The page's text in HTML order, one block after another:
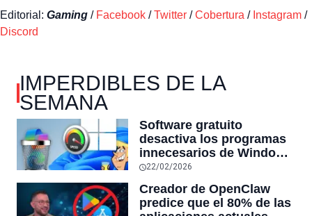
Editorial: Gaming / Facebook /Twitter /Cobertura / Instagram /
Discord
IMPERDIBLES DE LA
SEMANA
Software gratuito
desactiva los programas
innecesarios de Windows
11 y optimiza el PC,
RAM y mucho más
22/02/2026
Creador de OpenClaw
predice que el 80% de las